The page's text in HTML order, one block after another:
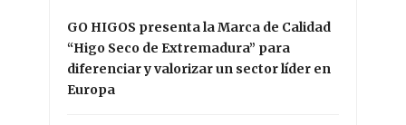
GO HIGOS presenta la Marca de Calidad
“Higo Seco de Extremadura” para
diferenciar y valorizar un sector líder en
Europa